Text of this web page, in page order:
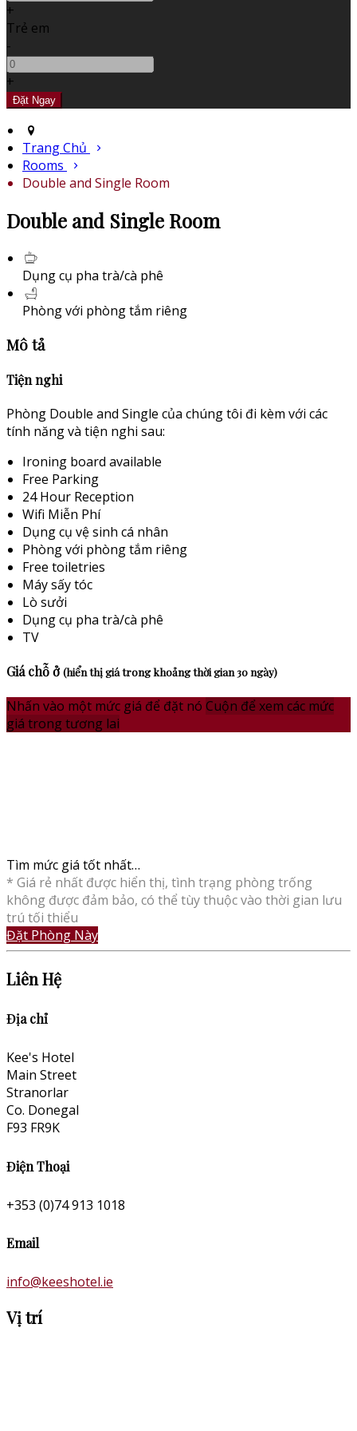
+
Trẻ em
-
+
Trang Chủ
Rooms
Double and Single Room
Double and Single Room
Dụng cụ pha trà/cà phê
Phòng với phòng tắm riêng
Mô tả
Tiện nghi
Phòng Double and Single của chúng tôi đi kèm với các
tính năng và tiện nghi sau:
Ironing board available
Free Parking
24 Hour Reception
Wifi Miễn Phí
Dụng cụ vệ sinh cá nhân
Phòng với phòng tắm riêng
Free toiletries
Máy sấy tóc
Lò sưởi
Dụng cụ pha trà/cà phê
TV
Giá chỗ ở(hiển thị giá trong khoảng thời gian 30 ngày)
Nhấn vào một mức giá để đặt nó Cuộn để xem các mức
giá trong tương lai
Tìm mức giá tốt nhất…
* Giá rẻ nhất được hiển thị, tình trạng phòng trống
không được đảm bảo, có thể tùy thuộc vào thời gian lưu
trú tối thiểu
Đặt Phòng Này
Liên Hệ
Địa chỉ
Kee's Hotel
Main Street
Stranorlar
Co. Donegal
F93 FR9K
Điện Thoại
+353 (0)74 913 1018
Email
info@keeshotel.ie
Vị trí